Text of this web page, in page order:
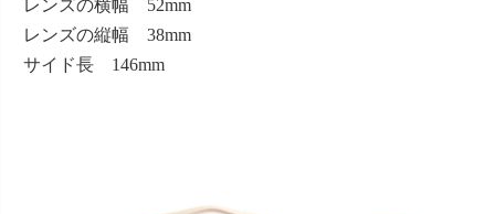
レンズの横幅 52mm
レンズの縦幅 38mm
サイド長 146mm